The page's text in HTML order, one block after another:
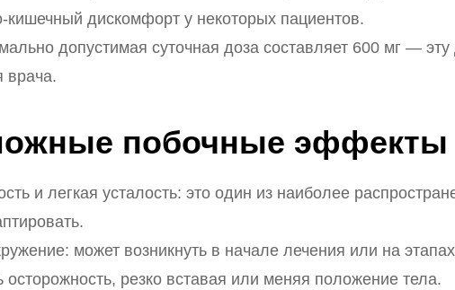
кишечный дискомфорт у некоторых пациентов.
допустимая суточная доза составляет 600 мг —
врача.
побочные эффекты
и легкая усталость: это один из наиболее
может возникнуть в начале лечения или на
осторожность, резко вставая или меняя положение тела.